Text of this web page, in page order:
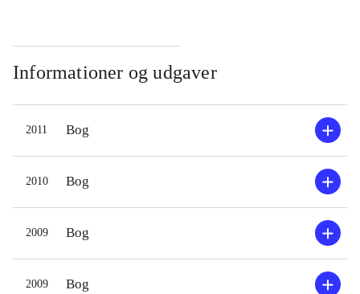
Informationer og udgaver
2011 Bog
2010 Bog
2009 Bog
2009 Bog